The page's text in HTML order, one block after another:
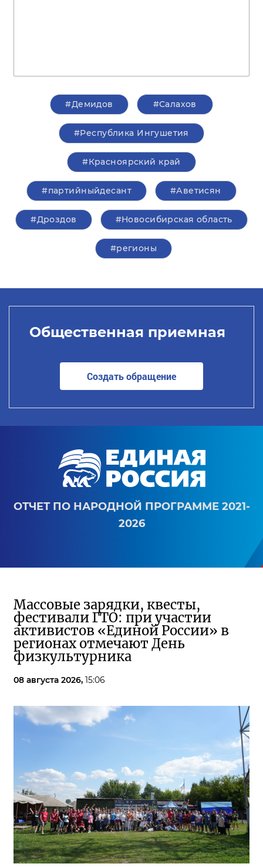
#Демидов #Салахов
#Республика Ингушетия
#Красноярский край
#партийныйдесант #Аветисян
#Дроздов #Новосибирская область
#регионы
Общественная приемная
Создать обращение
ОТЧЕТ ПО НАРОДНОЙ ПРОГРАММЕ 2021-
2026
Массовые зарядки, квесты,
фестивали ГТО: при участии
активистов «Единой России» в
регионах отмечают День
физкультурника
08 августа 2026, 15:06